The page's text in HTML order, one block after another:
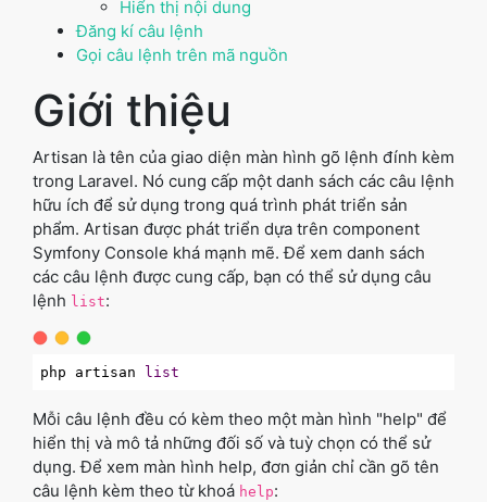
Hiển thị nội dung
Đăng kí câu lệnh
Gọi câu lệnh trên mã nguồn
Giới thiệu
Artisan là tên của giao diện màn hình gõ lệnh đính kèm
trong Laravel. Nó cung cấp một danh sách các câu lệnh
hữu ích để sử dụng trong quá trình phát triển sản
phẩm. Artisan được phát triển dựa trên component
Symfony Console khá mạnh mẽ. Để xem danh sách
các câu lệnh được cung cấp, bạn có thể sử dụng câu
lệnh list:
php artisan list
Mỗi câu lệnh đều có kèm theo một màn hình "help" để
hiển thị và mô tả những đối số và tuỳ chọn có thể sử
dụng. Để xem màn hình help, đơn giản chỉ cần gõ tên
câu lệnh kèm theo từ khoá help: